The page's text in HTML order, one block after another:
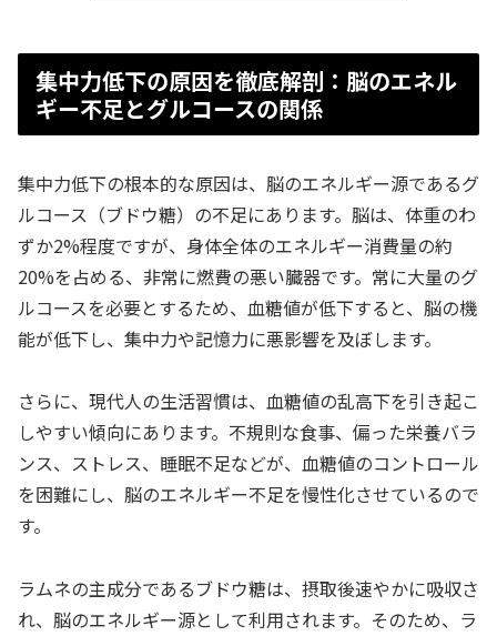
集中力低下の原因を徹底解剖：脳のエネル
ギー不足とグルコースの関係
集中力低下の根本的な原因は、脳のエネルギー源であるグ
ルコース（ブドウ糖）の不足にあります。脳は、体重のわ
ずか2%程度ですが、身体全体のエネルギー消費量の約
20%を占める、非常に燃費の悪い臓器です。常に大量のグ
ルコースを必要とするため、血糖値が低下すると、脳の機
能が低下し、集中力や記憶力に悪影響を及ぼします。
さらに、現代人の生活習慣は、血糖値の乱高下を引き起こ
しやすい傾向にあります。不規則な食事、偏った栄養バラ
ンス、ストレス、睡眠不足などが、血糖値のコントロール
を困難にし、脳のエネルギー不足を慢性化させているので
す。
ラムネの主成分であるブドウ糖は、摂取後速やかに吸収さ
れ、脳のエネルギー源として利用されます。そのため、ラ